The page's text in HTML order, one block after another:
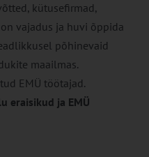
kütusefirmad,
vajadus ja huvi õppida
põhinevaid
maailmas.
EMÜ töötajad.
eraisikud ja EMÜ